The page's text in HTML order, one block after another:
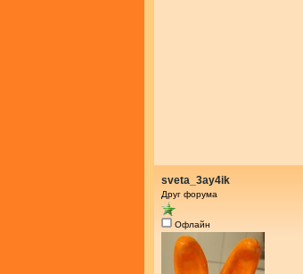
sveta_3ay4ik
Друг форума
Офлайн